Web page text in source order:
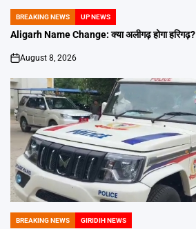
POSTED
IN
BREAKING NEWS UP NEWS
Aligarh Name Change: क्या अलीगढ़ होगा हरिगढ़?
on
August 8, 2026
POSTED
BREAKING NEWS GIRIDIH NEWS